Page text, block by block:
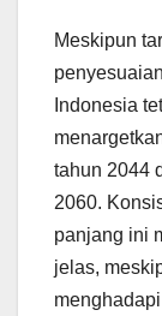
Meskipun
Indonesia
tahun 2044
2060.
panjang ini
jelas,